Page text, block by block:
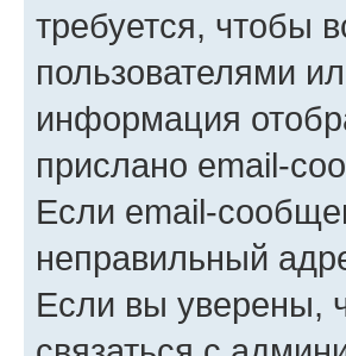
требуется, чтобы
пользователями
информация
прислано email-
Если email-
неправильный
Если вы уверены,